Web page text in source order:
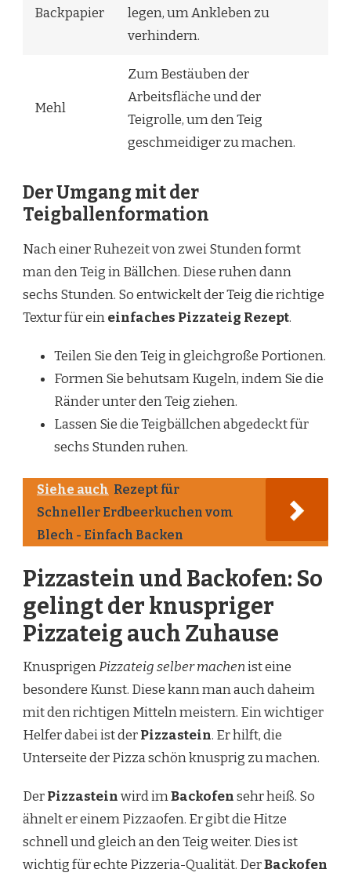
Backpapier
legen, um Ankleben zu
verhindern.
Mehl
Zum Bestäuben der
Arbeitsfläche und der
Teigrolle, um den Teig
geschmeidiger zu machen.
Der Umgang mit der
Teigballenformation
Nach einer Ruhezeit von zwei Stunden formt
man den Teig in Bällchen. Diese ruhen dann
sechs Stunden. So entwickelt der Teig die richtige
Textur für eineinfaches Pizzateig Rezept.
Teilen Sie den Teig in gleichgroße Portionen.
Formen Sie behutsam Kugeln, indem Sie die
Ränder unter den Teig ziehen.
Lassen Sie die Teigbällchen abgedeckt für
sechs Stunden ruhen.
Siehe auch Rezept für
Schneller Erdbeerkuchen vom
Blech - Einfach Backen
Pizzastein und Backofen: So
gelingt der knuspriger
Pizzateig auch Zuhause
KnusprigenPizzateig selber machenist eine
besondere Kunst. Diese kann man auch daheim
mit den richtigen Mitteln meistern. Ein wichtiger
Helfer dabei ist derPizzastein. Er hilft, die
Unterseite der Pizza schön knusprig zu machen.
DerPizzasteinwird imBackofensehr heiß. So
ähnelt er einem Pizzaofen. Er gibt die Hitze
schnell und gleich an den Teig weiter. Dies ist
wichtig für echte Pizzeria-Qualität. DerBackofen